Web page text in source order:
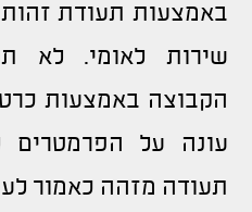
באמצעות תעודת
שירות לאומי. לא
הקבוצה באמצעות
עונה על הפרמטרים
תעודה מזהה כאמור